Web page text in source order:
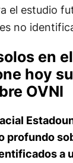
el estudio
no
en
hoy
OVNI
profundo
a